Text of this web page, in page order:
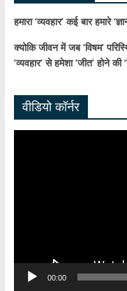
हमारा ‘व्यवहार’ कई बार हमारे
क्योकि जीवन में जब ‘विषम’
‘व्यवहार’ से हमेशा ‘जीत’ होने की
वीडियो कॉर्नर
00:00